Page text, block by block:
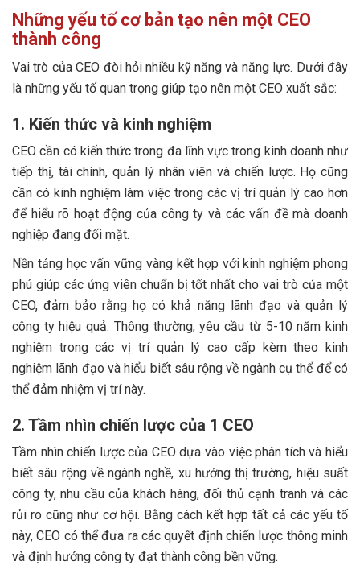
Những yếu tố cơ bản tạo nên một CEO
thành công
Vai trò của CEO đòi hỏi nhiều kỹ năng và năng lực. Dưới đây
là những yếu tố quan trọng giúp tạo nên một CEO xuất sắc:
1. Kiến thức và kinh nghiệm
CEO cần có kiến thức trong đa lĩnh vực trong kinh doanh như
tiếp thị, tài chính, quản lý nhân viên và chiến lược. Họ cũng
cần có kinh nghiệm làm việc trong các vị trí quản lý cao hơn
để hiểu rõ hoạt động của công ty và các vấn đề mà doanh
nghiệp đang đối mặt.
Nền tảng học vấn vững vàng kết hợp với kinh nghiệm phong
phú giúp các ứng viên chuẩn bị tốt nhất cho vai trò của một
CEO, đảm bảo rằng họ có khả năng lãnh đạo và quản lý
công ty hiệu quả. Thông thường, yêu cầu từ 5-10 năm kinh
nghiệm trong các vị trí quản lý cao cấp kèm theo kinh
nghiệm lãnh đạo và hiểu biết sâu rộng về ngành cụ thể để có
thể đảm nhiệm vị trí này.
2. Tầm nhìn chiến lược của 1 CEO
Tầm nhìn chiến lược của CEO dựa vào việc phân tích và hiểu
biết sâu rộng về ngành nghề, xu hướng thị trường, hiệu suất
công ty, nhu cầu của khách hàng, đối thủ cạnh tranh và các
rủi ro cũng như cơ hội. Bằng cách kết hợp tất cả các yếu tố
này, CEO có thể đưa ra các quyết định chiến lược thông minh
và định hướng công ty đạt thành công bền vững.